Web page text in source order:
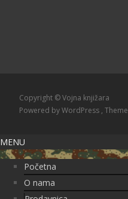
Copyright © Vojna knjižara
Powered by WordPress , Theme
MENU
Početna
O nama